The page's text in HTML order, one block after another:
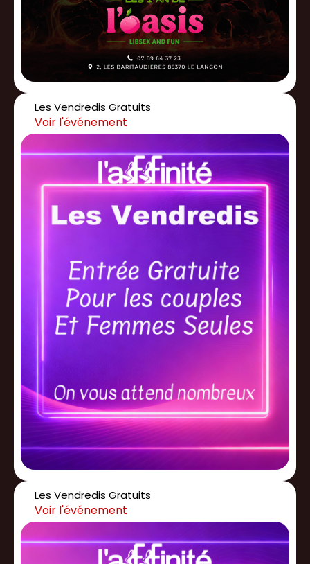
Les Vendredis Gratuits
Les Vendredis Gratuits